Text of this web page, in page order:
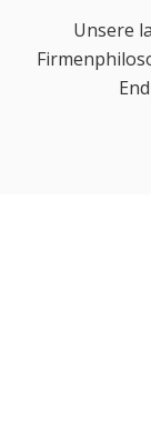
Unsere